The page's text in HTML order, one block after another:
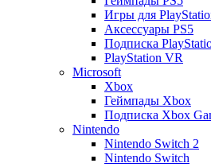
Игры для
Аксессуары PS5
Подписка
PlayStation VR
Microsoft
Xbox
Геймпады Xbox
Подписка Xbox
Nintendo
Nintendo Switch 2
Nintendo Switch